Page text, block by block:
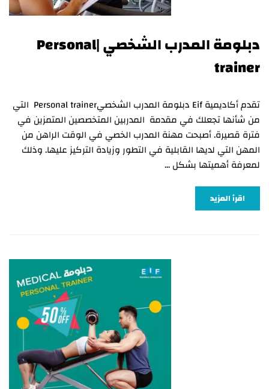
دبلومة المدرب الشخصي |Personal
trainer
تقدم أكاديمية Eif دبلومة المدرب الشخصيPersonal trainer التي
من شأنها تجعلك في مقدمة المدربين المتخصصين المتمزين في
فترة قصيرة. أصبحت مهنة المدرب الخصي في الوقت الراهن من
المهن التي لديها القابلية في التطور وزيادة التركيز عليها. وذلك
لمعرفة أهميتها بشكل …
اقرأ المزيد